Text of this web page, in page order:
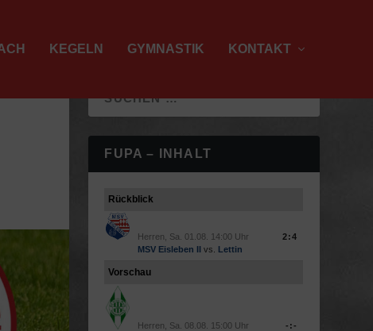
KEGELN GYMNASTIK KONTAKT
FUPA – INHALT
Rückblick
Herren, Sa. 01.08. 14:00 Uhr
MSV Eisleben II
vs. Lettin
2:4
Vorschau
Herren, Sa. 08.08. 15:00 Uhr
-:-